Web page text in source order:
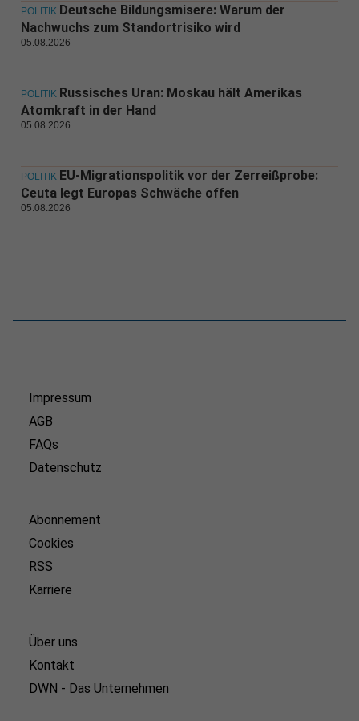
POLITIK Deutsche Bildungsmisere: Warum der
Nachwuchs zum Standortrisiko wird
05.08.2026
POLITIK Russisches Uran: Moskau hält Amerikas
Atomkraft in der Hand
05.08.2026
POLITIK EU-Migrationspolitik vor der Zerreißprobe:
Ceuta legt Europas Schwäche offen
05.08.2026
Impressum
AGB
FAQs
Datenschutz
Abonnement
Cookies
RSS
Karriere
Über uns
Kontakt
DWN - Das Unternehmen